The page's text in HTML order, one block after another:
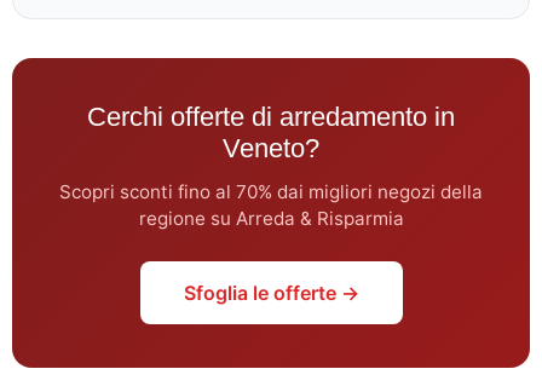
Cerchi offerte di arredamento in
Veneto?
Scopri sconti fino al 70% dai migliori negozi della
regione su Arreda & Risparmia
Sfoglia le offerte →